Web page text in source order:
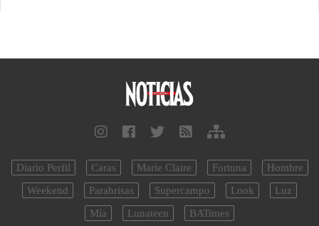
Diario Perfil Caras Marie Claire Fortuna
Hombre
Weekend
Parabrisas Supercampo Look
Luz
Mía
Lunateen BATimes